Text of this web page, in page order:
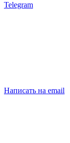
Telegram
Написать на email